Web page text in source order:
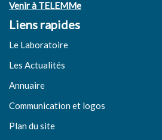
Venir à TELEMMe
Liens rapides
Le Laboratoire
Les Actualités
Annuaire
Communication et logos
Plan du site